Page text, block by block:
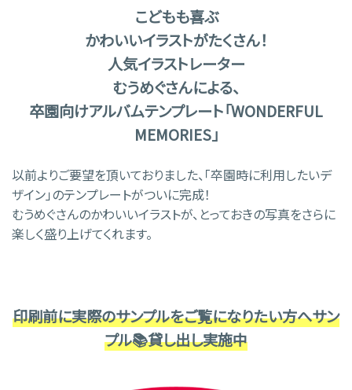
こどもも喜ぶ
かわいいイラストがたくさん！
人気イラストレーター
むうめぐさんによる、
卒園向けアルバムテンプレート「WONDERFUL
MEMORIES」
以前よりご要望を頂いておりました、「卒園時に利用したいデ
ザイン」のテンプレートがついに完成！
むうめぐさんのかわいいイラストが、とっておきの写真をさらに
楽しく盛り上げてくれます。
印刷前に実際のサンプルをご覧になりたい方へサン
プル📚貸し出し実施中